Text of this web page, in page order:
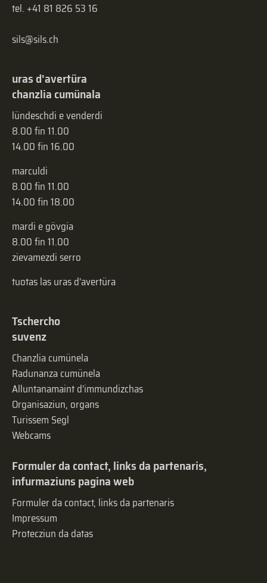
tel. +41 81 826 53 16
sils@sils.ch
uras d'avertüra
chanzlia cumünala
lündeschdi e venderdi
8.00 fin 11.00
14.00 fin 16.00
marculdi
8.00 fin 11.00
14.00 fin 18.00
mardi e gövgia
8.00 fin 11.00
zievamezdi serro
tuotas las uras d'avertüra
Tschercho
suvenz
Chanzlia cumünela
Radunanza cumünela
Alluntanamaint d'immundizchas
Organisaziun, organs
Turissem Segl
Webcams
Formuler da contact, links da partenaris,
infurmaziuns pagina web
Formuler da contact, links da partenaris
Impressum
Protecziun da datas